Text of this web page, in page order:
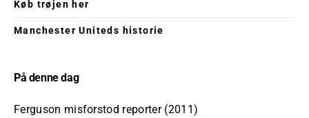
Køb trøjen her
Manchester Uniteds historie
På denne dag
Ferguson misforstod reporter (2011)